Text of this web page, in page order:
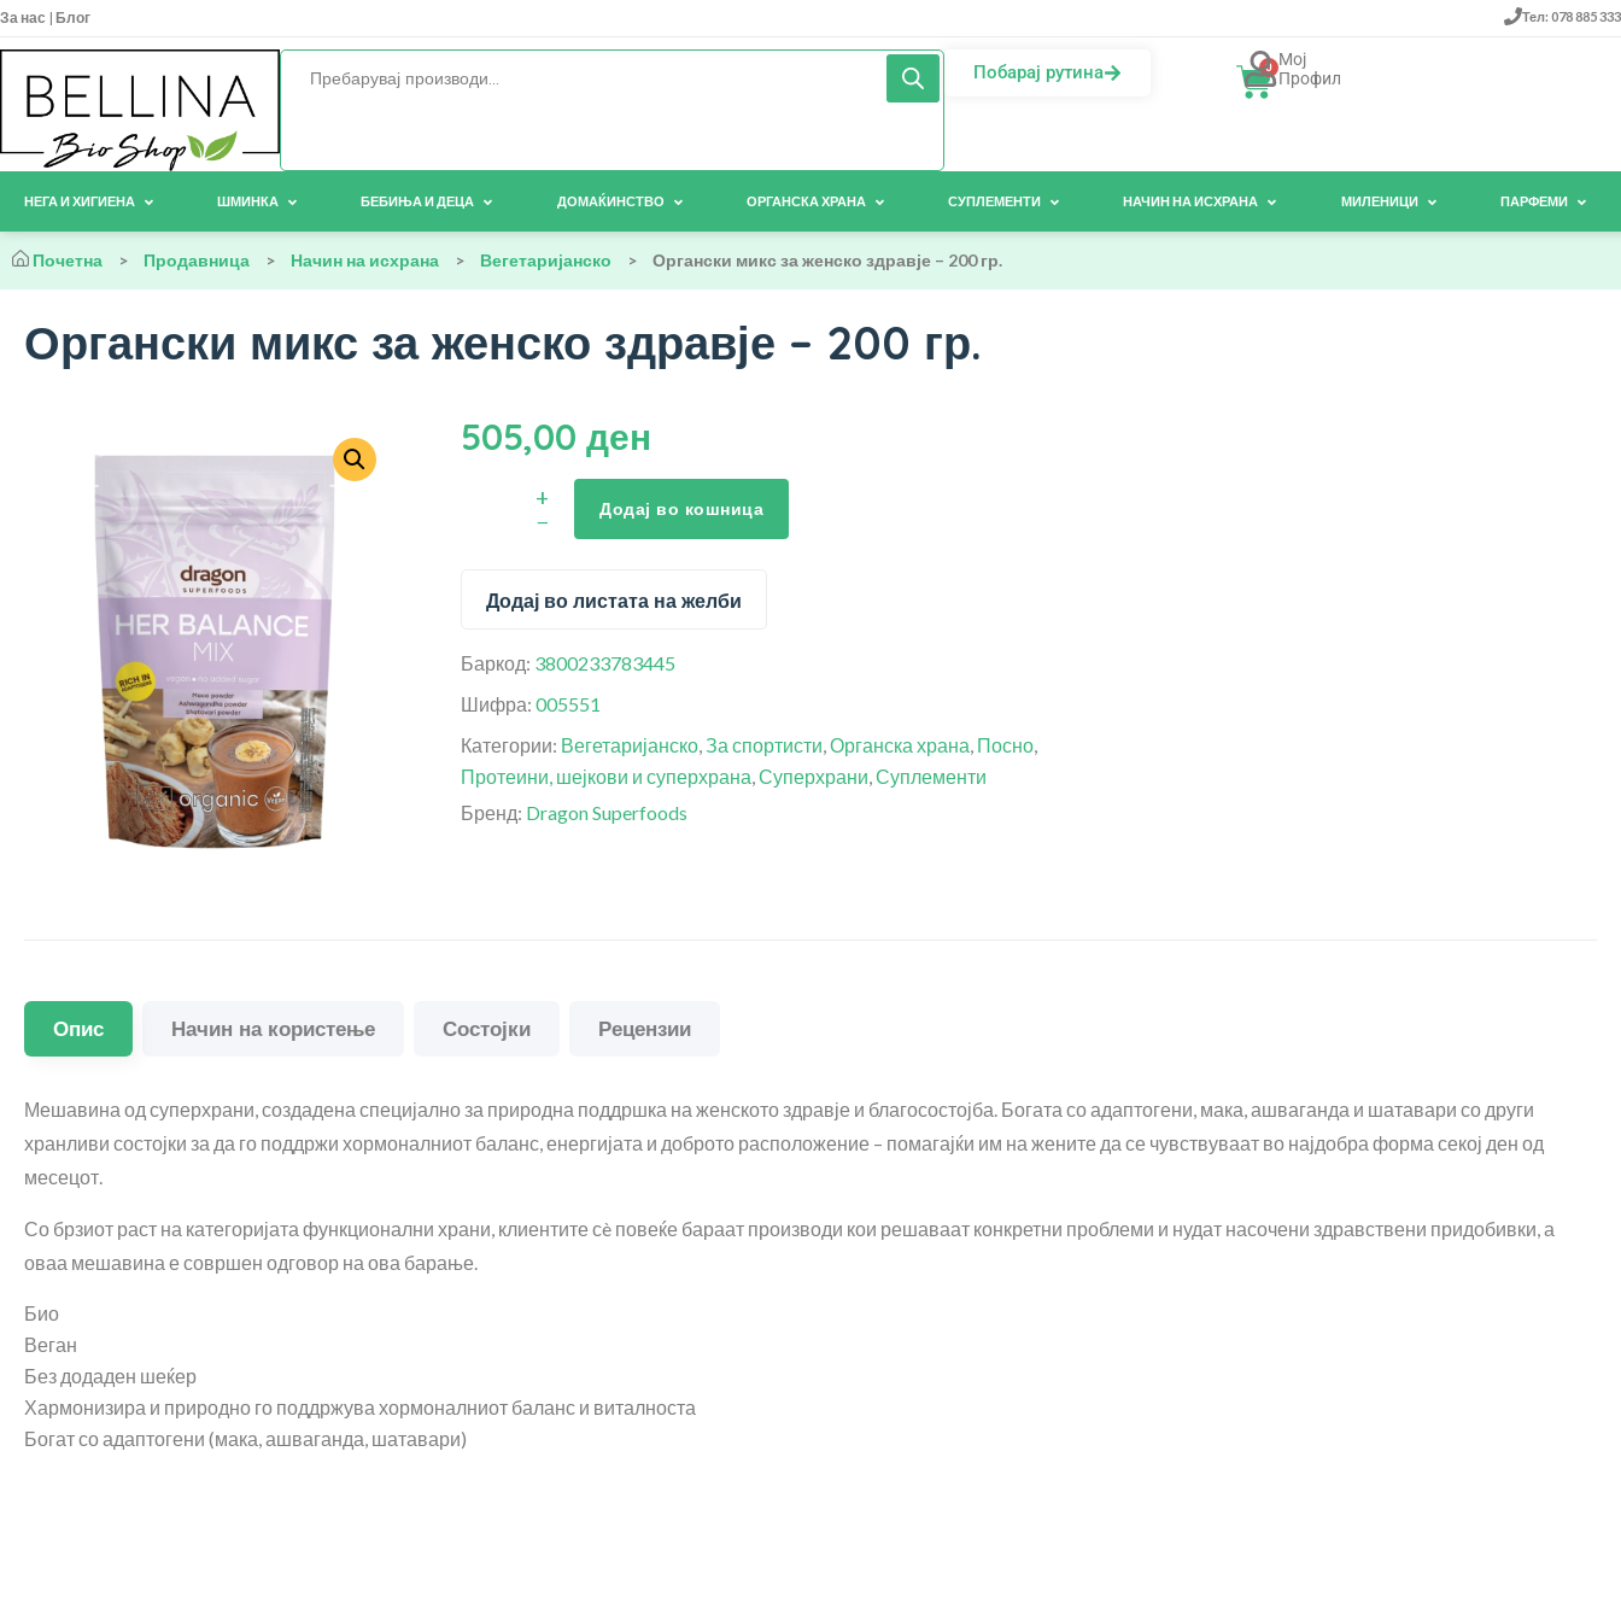
За нас | Блог Тел: 078 885 333
Побарај рутина 0 Мој
Профил
НЕГА И ХИГИЕНА ШМИНКА БЕБИЊА И ДЕЦА ДОМАЌИНСТВО ОРГАНСКА ХРАНА СУПЛЕМЕНТИ НАЧИН НА ИСХРАНА МИЛЕНИЦИ ПАРФЕМИ
Почетна > Продавница > Начин на исхрана > Вегетаријанско > Органски микс за женско здравје – 200 гр.
Органски микс за женско здравје – 200 гр.
505,00 ден
Додај во кошница
Додај во листата на желби
Баркод: 3800233783445
Шифра: 005551
Категории: Вегетаријанско,За спортисти,Органска храна, Посно,
Протеини, шејкови и суперхрана,Суперхрани,Суплементи
Бренд: Dragon Superfoods
Опис Начин на користење Состојки Рецензии
Мешавина од суперхрани, создадена специјално за природна поддршка на женското здравје и благосостојба. Богата со адаптогени, мака, ашваганда и шатавари со други
хранливи состојки за да го поддржи хормоналниот баланс, енергијата и доброто расположение – помагајќи им на жените да се чувствуваат во најдобра форма секој ден од
месецот.
Со брзиот раст на категоријата функционални храни, клиентите сè повеќе бараат производи кои решаваат конкретни проблеми и нудат насочени здравствени придобивки, а
оваа мешавина е совршен одговор на ова барање.
Био
Веган
Без додаден шеќер
Хармонизира и природно го поддржува хормоналниот баланс и виталноста
Богат со адаптогени (мака, ашваганда, шатавари)